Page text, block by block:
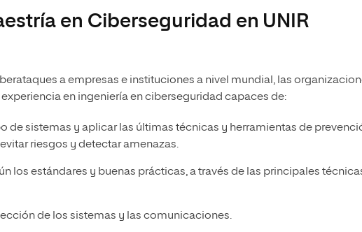
en Ciberseguridad en UNIR
a empresas e instituciones a nivel mundial, las
en ingeniería en ciberseguridad capaces de:
de sistemas y aplicar las últimas técnicas y herramientas de
riesgos y detectar amenazas.
los estándares y buenas prácticas, a través de las principales
de los sistemas y las comunicaciones.